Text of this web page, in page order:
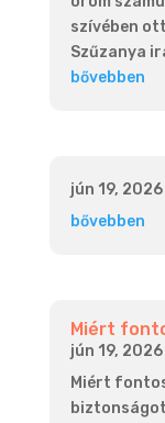
szívében
Szűzanya
bővebben
jún 19, 2026
bővebben
Miért
jún 19, 2026
Miért